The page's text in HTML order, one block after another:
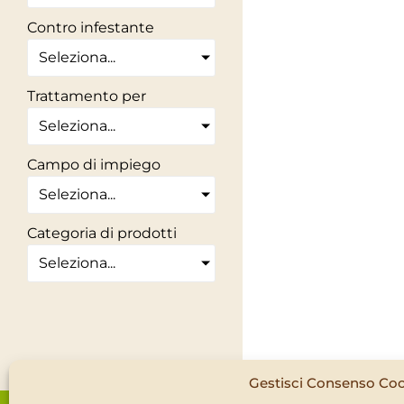
Gestisci Consenso
Contro infestante
Seleziona...
Trattamento per
Seleziona...
Campo di impiego
Seleziona...
Categoria di prodotti
Seleziona...